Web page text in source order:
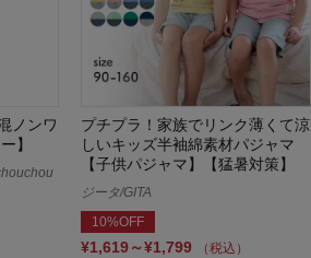
ノンワ
】
プチプラ！家族でリンク薄くて涼
しいキッズ半袖綿素材パジャマ
【子供パジャマ】【猛暑対策】
ジータ/GITA
10%OFF
¥1,619～¥1,799
（税込）